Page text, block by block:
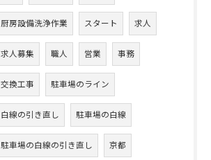
厨房設備洗浄作業 スタート 求人
求人募集 職人 営業 事務
交換工事 駐車場のライン
白線の引き直し 駐車場の白線
駐車場の白線の引き直し 京都